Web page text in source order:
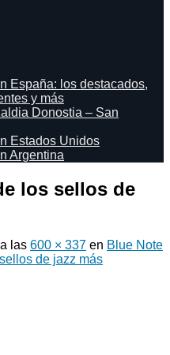
España: los destacados,
y más
Donostia – San
Estados Unidos
Argentina
los sellos de
a las 600 × 337 en Blue Note
de jazz más